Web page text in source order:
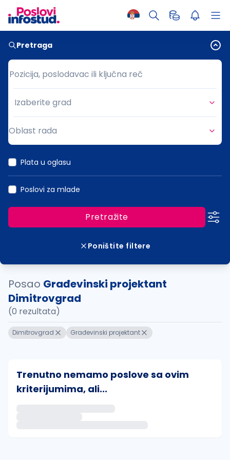
Pretraga
Pozicija, poslodavac ili ključna reč
Pozicija, poslodavac ili ključna reč
Grad
Izaberite grad
Oblast rada
Plata u oglasu
Poslovi za mlade
Pretražite
Poništite filtere
Posao Građevinski projektant
Dimitrovgrad
(0 rezultata)
Dimitrovgrad Građevinski projektant
Trenutno nemamo poslove sa ovim
kriterijumima, ali...